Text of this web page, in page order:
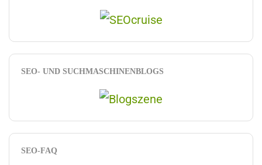
SEO- UND SUCHMASCHINENBLOGS
SEO-FAQ